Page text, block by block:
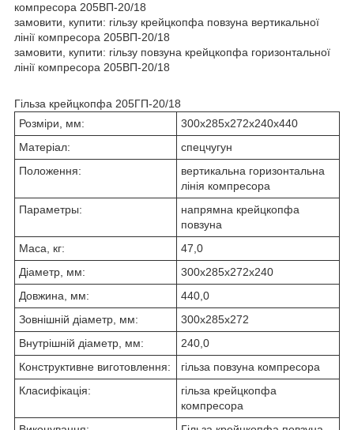
компресора 205ВП-20/18
замовити, купити: гільзу крейцкопфа повзуна вертикальної
лінії компресора 205ВП-20/18
замовити, купити: гільзу повзуна крейцкопфа горизонтальної
лінії компресора 205ВП-20/18
Гільза крейцкопфа 205ГП-20/18
Розміри, мм:
300х285х272х240х440
Матеріал:
спецчугун
Положення:
вертикальна горизонтальна
лінія компресора
Параметры:
напрямна крейцкопфа
повзуна
Маса, кг:
47,0
Діаметр, мм:
300х285х272х240
Довжина, мм:
440,0
Зовнішній діаметр, мм:
300х285х272
Внутрішній діаметр, мм:
240,0
Конструктивне виготовлення:
гільза повзуна компресора
Класифікація:
гільза крейцкопфа
компресора